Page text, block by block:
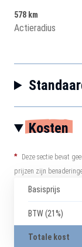
578 km
Actieradius
Kosten
*
Deze sectie bevat
prijzen zijn
Basisprijs
BTW (21%)
Totale kost